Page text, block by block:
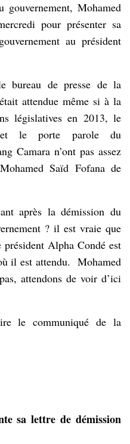
Mohamed
pour présenter sa
au président
bureau de presse de la
attendue même si à la
législatives en 2013, le
et le porte parole du
Camara n’ont pas assez
Saïd Fofana de
après la démission du
? il est vraie que
Alpha Condé est
il est attendu. Mohamed
attendons de voir d’ici
le communiqué de la
sa lettre de démission